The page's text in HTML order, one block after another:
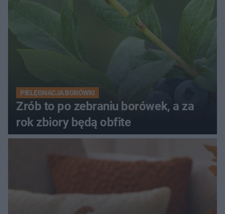
PIELĘGNACJA BORÓWKI
Zrób to po zebraniu borówek, a za
rok zbiory będą obfite